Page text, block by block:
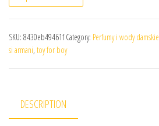
SKU: 8430eb49461f Category: Perfumy i wody damskie
si armani, toy for boy
DESCRIPTION